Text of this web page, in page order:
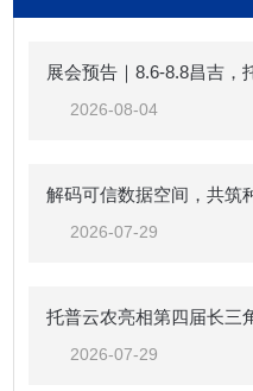
2026-08-04
2026-07-29
托普云农亮相第四届长三
2026-07-29